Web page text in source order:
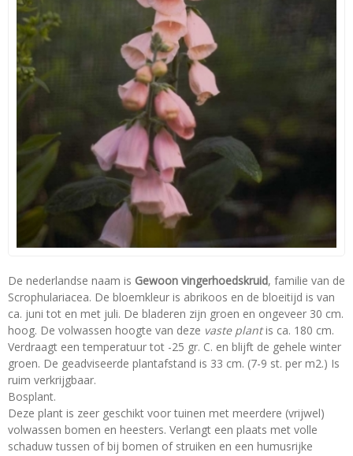
De nederlandse naam is Gewoon vingerhoedskruid, familie van de
Scrophulariacea. De bloemkleur is abrikoos en de bloeitijd is van
ca. juni tot en met juli. De bladeren zijn groen en ongeveer 30 cm.
hoog. De volwassen hoogte van deze vaste plantis ca. 180 cm.
Verdraagt een temperatuur tot -25 gr. C. en blijft de gehele winter
groen. De geadviseerde plantafstand is 33 cm. (7-9 st. per m2.) Is
ruim verkrijgbaar.
Bosplant.
Deze plant is zeer geschikt voor tuinen met meerdere (vrijwel)
volwassen bomen en heesters. Verlangt een plaats met volle
schaduw tussen of bij bomen of struiken en een humusrijke